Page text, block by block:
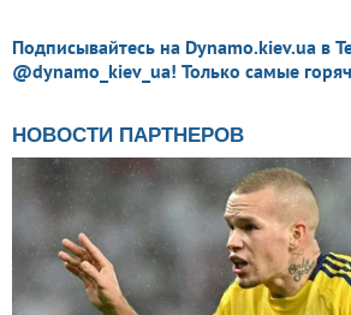
Подписывайтесь на Dynamo.kiev.ua в
@dynamo_kiev_ua! Только самые